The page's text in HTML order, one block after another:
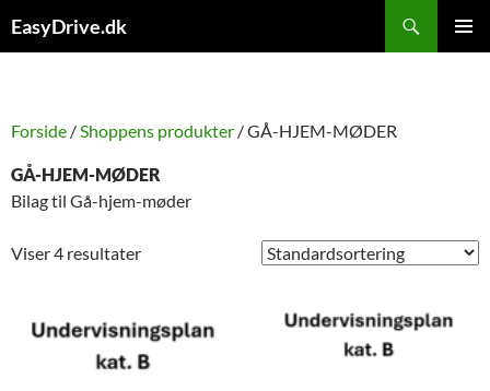
tilEasyDrive.dk
Forside /Shoppens produkter / GÅ-HJEM-MØDER
GÅ-HJEM-MØDER
Bilag til Gå-hjem-møder
Viser 4 resultater